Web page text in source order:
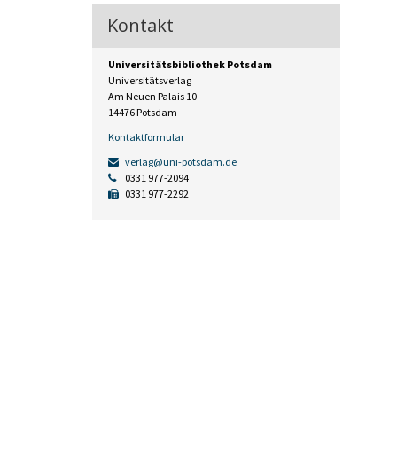
Kontakt
Universitätsbibliothek Potsdam
Universitätsverlag
Am Neuen Palais 10
14476 Potsdam
Kontaktformular
verlag@uni-potsdam.de
0331 977-2094
0331 977-2292